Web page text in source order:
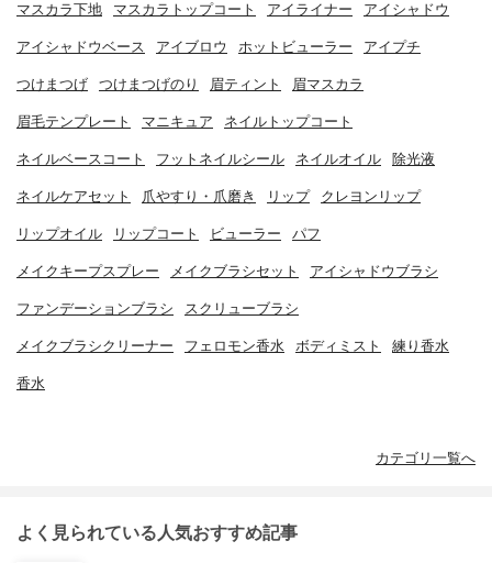
マスカラ下地 マスカラトップコート アイライナー アイシャドウ
アイシャドウベース アイブロウ ホットビューラー アイプチ
つけまつげ つけまつげのり 眉ティント 眉マスカラ
眉毛テンプレート マニキュア ネイルトップコート
ネイルベースコート フットネイルシール ネイルオイル 除光液
ネイルケアセット 爪やすり・爪磨き リップ クレヨンリップ
リップオイル リップコート ビューラー パフ
メイクキープスプレー メイクブラシセット アイシャドウブラシ
ファンデーションブラシ スクリューブラシ
メイクブラシクリーナー フェロモン香水 ボディミスト 練り香水
香水
カテゴリ一覧へ
よく見られている人気おすすめ記事